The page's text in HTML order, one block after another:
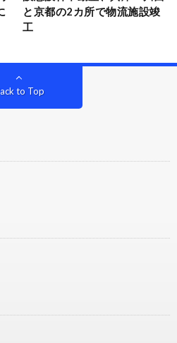
と京都の2カ所で物流施設竣
工
to Top